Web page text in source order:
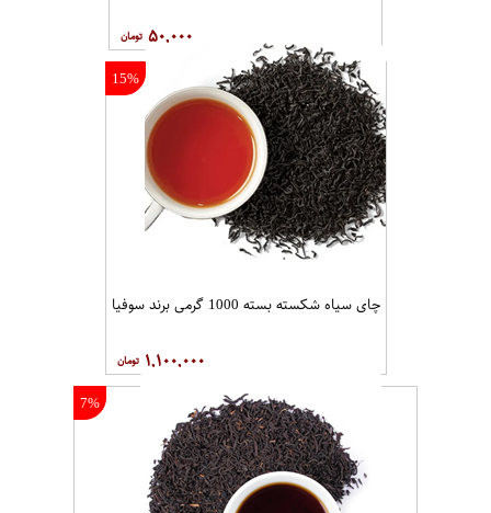
۵۰,۰۰۰
15%
چای سیاه شکسته بسته 1000 گرمی برند سوفیا
۱,۱۰۰,۰۰۰
7%